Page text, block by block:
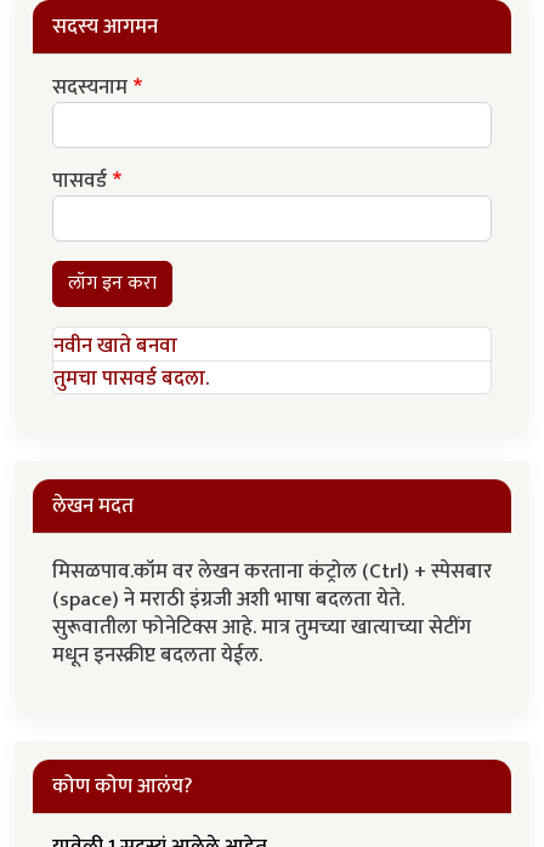
सदस्य आगमन
सदस्यनाम
पासवर्ड
लॉग इन करा
नवीन खाते बनवा
तुमचा पासवर्ड बदला.
लेखन मदत
मिसळपाव.कॉम वर लेखन करताना कंट्रोल (Ctrl) + स्पेसबार
(space) ने मराठी इंग्रजी अशी भाषा बदलता येते.
सुरूवातीला फोनेटिक्स आहे. मात्र तुमच्या खात्याच्या सेटींग
मधून इनस्क्रीप्ट बदलता येईल.
कोण कोण आलंय?